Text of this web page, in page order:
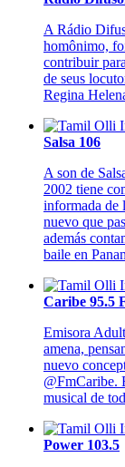
A Rádio
homônimo,
contribuir
de seus
Regina
Salsa 106
A son de
2002 tiene
informada de
nuevo que
además
baile en
Caribe 95.5
Emisora
amena,
nuevo
@FmCaribe.
musical de
Power 103.5